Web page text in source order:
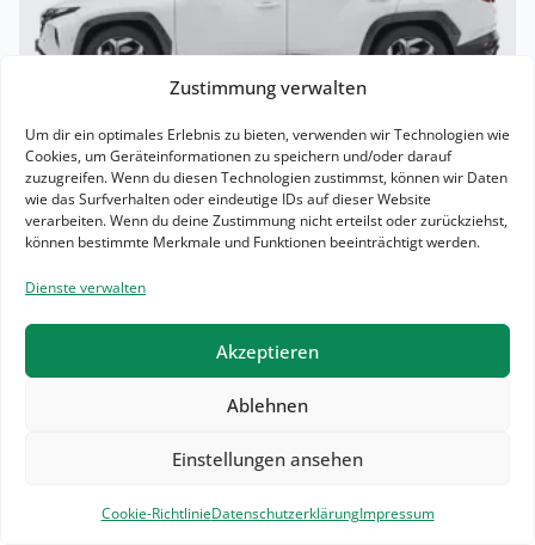
Zustimmung verwalten
Um dir ein optimales Erlebnis zu bieten, verwenden wir Technologien wie
Cookies, um Geräteinformationen zu speichern und/oder darauf
zuzugreifen. Wenn du diesen Technologien zustimmst, können wir Daten
wie das Surfverhalten oder eindeutige IDs auf dieser Website
verarbeiten. Wenn du deine Zustimmung nicht erteilst oder zurückziehst,
können bestimmte Merkmale und Funktionen beeinträchtigt werden.
Dienste verwalten
Akzeptieren
Ablehnen
Einstellungen ansehen
Cookie-RichtlinieDatenschutzerklärungImpressum
Filter
Hyundai Tucson 1.6 T-GDI Plug-in Hybrid
Auto Trend
Hybrid •Automatik •288 PS (212 kW)
Neuwagen(konfigurierbar)
531.00 €
mtl. inkl. MwSt.
Effektive Rate: 550.17 €
Monate (anpassbar)
Bereitstellung: 1.150,00 €
E-Auto Prämie wahrscheinlich möglich